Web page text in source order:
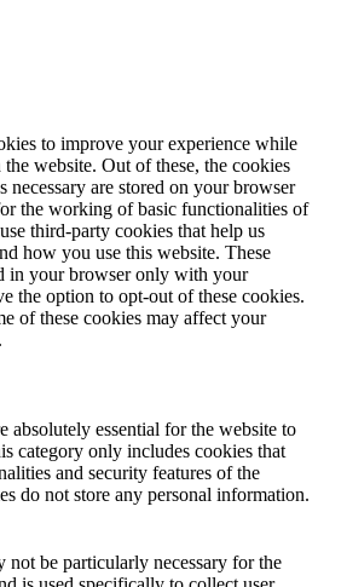
to improve your experience while
website. Out of these, the cookies
necessary are stored on your browser
the working of basic functionalities of
third-party cookies that help us
how you use this website. These
in your browser only with your
the option to opt-out of these cookies.
of these cookies may affect your
absolutely essential for the website to
category only includes cookies that
and security features of the
do not store any personal information.
not be particularly necessary for the